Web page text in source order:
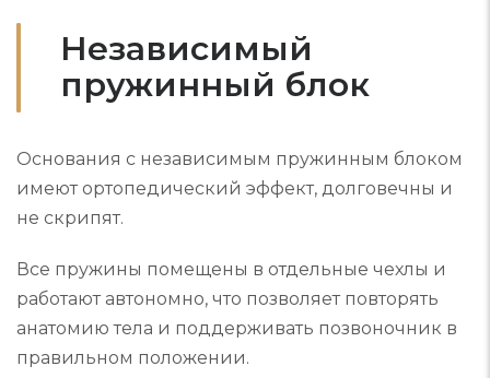
Независимый
пружинный блок
Основания с независимым пружинным блоком
имеют ортопедический эффект, долговечны и
не скрипят.
Все пружины помещены в отдельные чехлы и
работают автономно, что позволяет повторять
анатомию тела и поддерживать позвоночник в
правильном положении.